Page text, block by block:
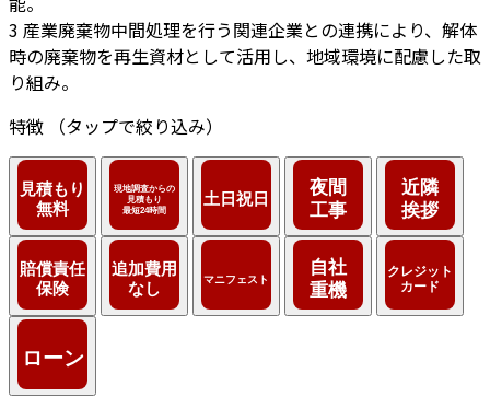
3 産業廃棄物中間処理を行う関連企業との連携により、解体
時の廃棄物を再生資材として活用し、地域環境に配慮した取
り組み。
特徴
（タップで絞り込み）